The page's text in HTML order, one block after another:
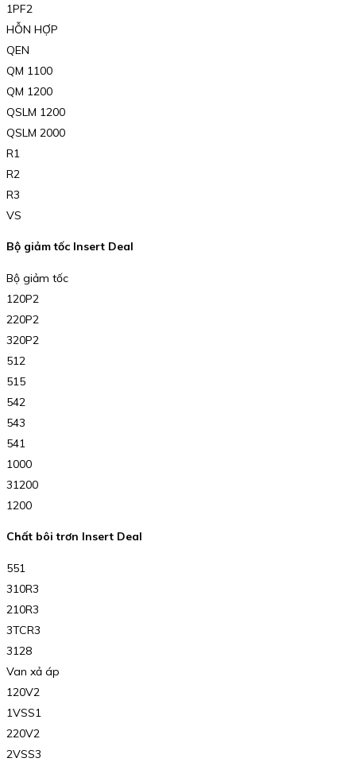
1PF2
HỖN HỢP
QEN
QM 1100
QM 1200
QSLM 1200
QSLM 2000
R1
R2
R3
VS
Bộ giảm tốc Insert Deal
Bộ giảm tốc
120P2
220P2
320P2
512
515
542
543
541
1000
31200
1200
Chất bôi trơn Insert Deal
551
310R3
210R3
3TCR3
3128
Van xả áp
120V2
1VSS1
220V2
2VSS3